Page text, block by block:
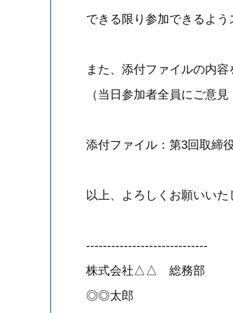
できる限り参加できるよう
また、添付ファイルの内容
（当日参加者全員にご意
添付ファイル：第3回取締
以上、よろしくお願いいた
-----------------------------
株式会社△△ 総務部
◎◎太郎